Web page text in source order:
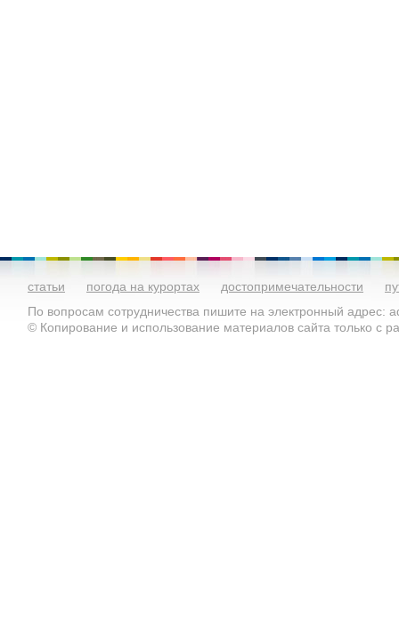
статьи погода на курортах достопримечательности
По вопросам сотрудничества пишите на электронный адрес:
© Копирование и использование материалов сайта только с